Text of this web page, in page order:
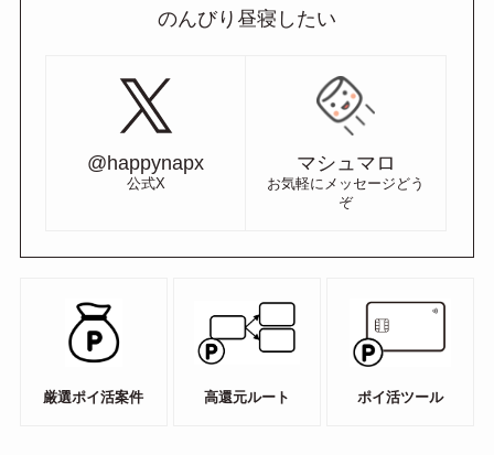
のんびり昼寝したい
@happynapx
公式X
マシュマロ
お気軽にメッセージどう
ぞ
厳選ポイ活案件 高還元ルート ポイ活ツール